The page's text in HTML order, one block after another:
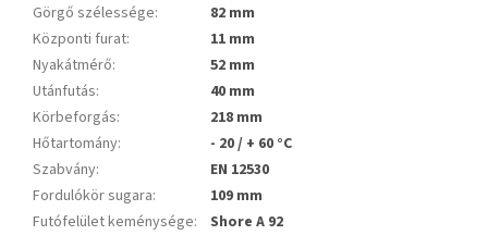
Görgő szélessége:
82 mm
Központi furat:
11 mm
Nyakátmérő:
52 mm
Utánfutás:
40 mm
Körbeforgás:
218 mm
Hőtartomány:
- 20 / + 60 °C
Szabvány:
EN 12530
Fordulókör sugara:
109 mm
Futófelület keménysége:
Shore A 92